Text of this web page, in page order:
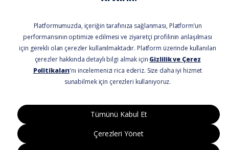
© De'Longhi Türkiye, Türkiye Distribütörü
DB SARUHAN ELEKTRİKLİ EV ALETLERİ PAZARLAMA